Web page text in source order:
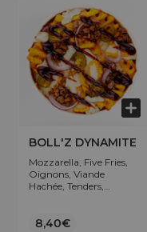
BOLL'Z DYNAMITE
Mozzarella, Five Fries,
Oignons, Viande
Hachée, Tenders,
Dynamite.
8,40€